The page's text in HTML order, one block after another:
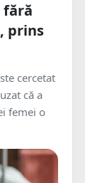
fără
prins
cercetat
că a
femei o